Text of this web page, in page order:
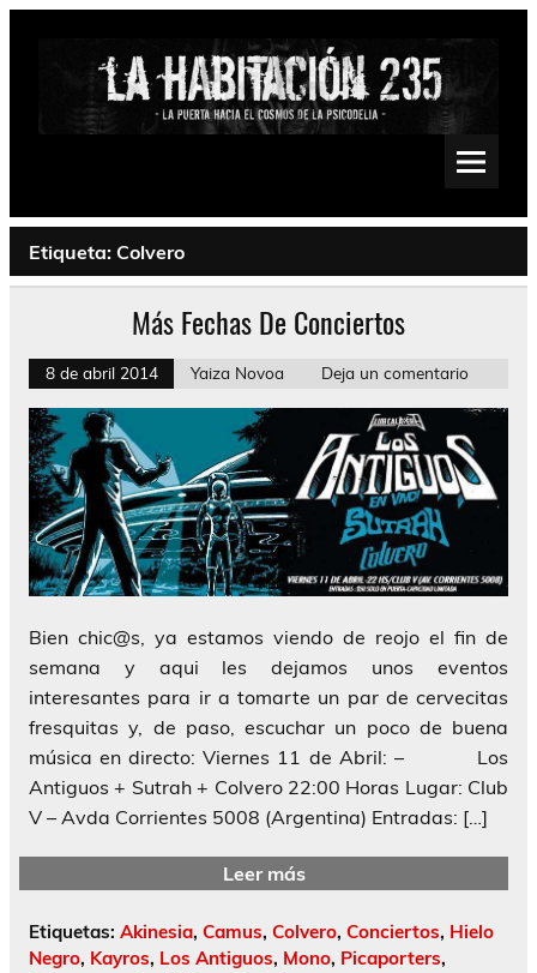
Saltar
Psychedelic, Stoner, Doom, Sludge, Fuzz, Space, Drone
Etiqueta: Colvero
Más Fechas De Conciertos
8 de abril 2014 Yaiza Novoa Deja un comentario
Bien chic@s, ya estamos viendo de reojo el fin de
semana y aqui les dejamos unos eventos
interesantes para ir a tomarte un par de cervecitas
fresquitas y, de paso, escuchar un poco de buena
música en directo: Viernes 11 de Abril: – Los
Antiguos + Sutrah + Colvero 22:00 Horas Lugar: Club
V – Avda Corrientes 5008 (Argentina) Entradas: […]
Leer más
Etiquetas: Akinesia, Camus, Colvero, Conciertos, Hielo
Negro, Kayros, Los Antiguos, Mono, Picaporters,